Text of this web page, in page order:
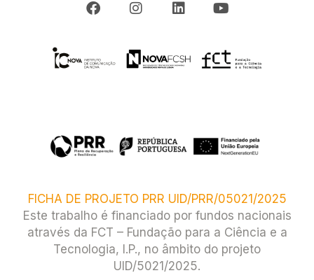
FICHA DE PROJETO PRR UID/PRR/05021/2025
Este trabalho é financiado por fundos nacionais
através da FCT – Fundação para a Ciência e a
Tecnologia, I.P., no âmbito do projeto
UID/5021/2025.​